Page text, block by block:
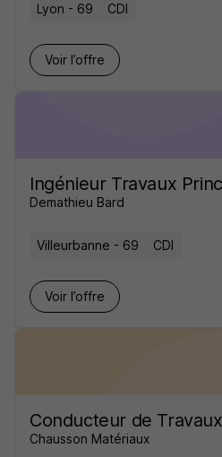
Lyon - 69 CDI
Voir l’offre
Ingénieur Travaux
Demathieu Bard
Villeurbanne - 69 CDI
Voir l’offre
Conducteur de
Chausson Matériaux